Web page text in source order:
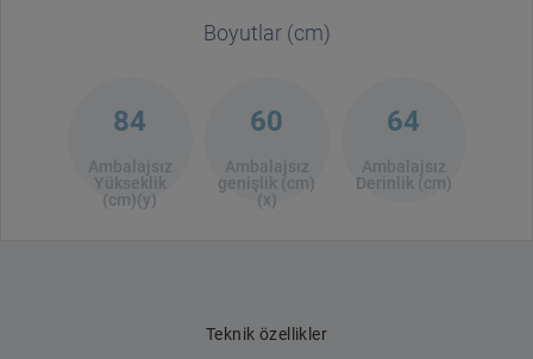
Boyutlar (cm)
84
Ambalajsız
Yükseklik
(cm)(y)
60
Ambalajsız
genişlik (cm)
(x)
64
Ambalajsız
Derinlik (cm)
Teknik özellikler